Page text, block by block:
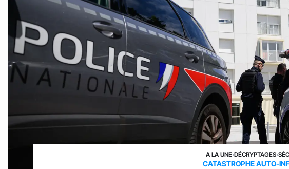
A LA UNE›DÉCRYPTAGES›
CATASTROPHE AUTO-